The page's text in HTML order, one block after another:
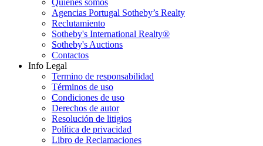
Quienes somos
Agencias Portugal Sotheby’s Realty
Reclutamiento
Sotheby's International Realty®
Sotheby's Auctions
Contactos
Info Legal
Termino de responsabilidad
Términos de uso
Condiciones de uso
Derechos de autor
Resolución de litigios
Política de privacidad
Libro de Reclamaciones